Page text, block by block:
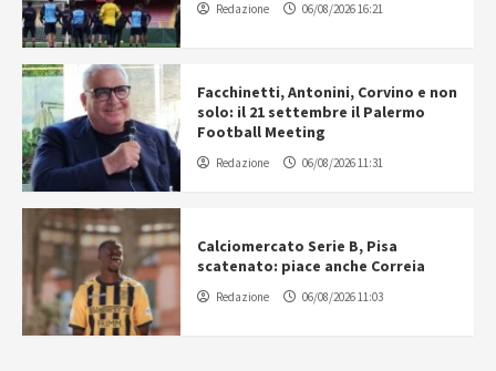
Redazione 06/08/2026 16:21
Facchinetti, Antonini, Corvino e non
solo: il 21 settembre il Palermo
Football Meeting
Redazione 06/08/2026 11:31
Calciomercato Serie B, Pisa
scatenato: piace anche Correia
Redazione 06/08/2026 11:03